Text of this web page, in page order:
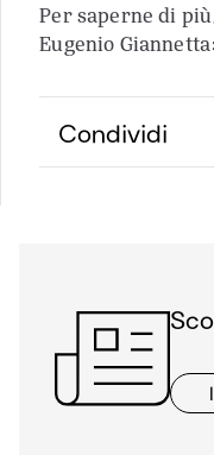
Per saperne di
Eugenio
Condividi